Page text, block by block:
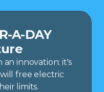
A-DAY
an innovation: it's
free electric
limits.